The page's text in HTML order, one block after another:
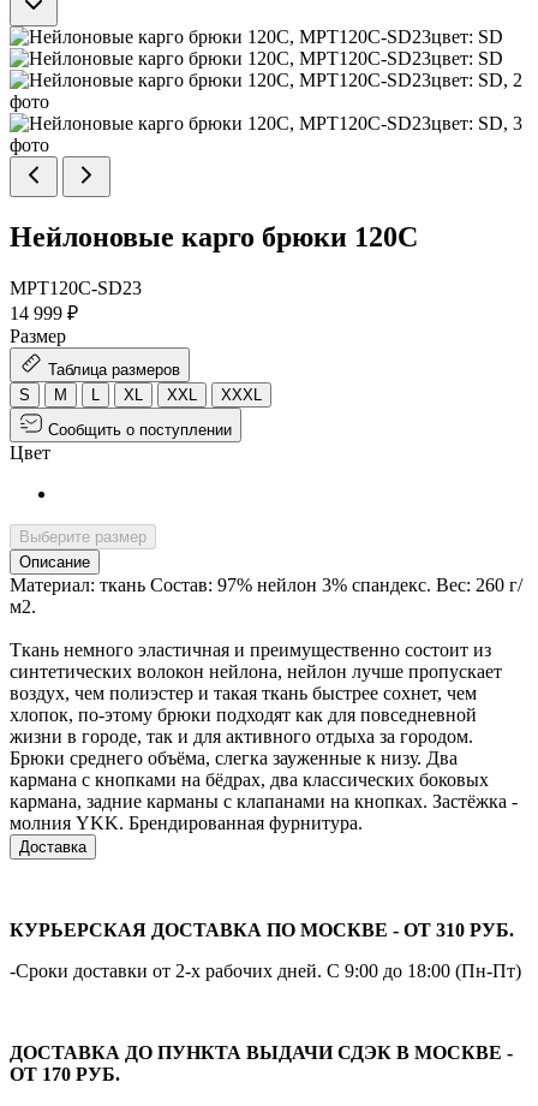
Нейлоновые карго брюки 120С
MPT120C-SD23
14 999 ₽
Размер
Таблица размеров
S
M XL XXL
XXXL
Сообщить о поступлении
Цвет
Выберите размер
Описание
Материал: ткань Состав: 97% нейлон 3% спандекс. Вес: 260 г/
м2.
Ткань немного эластичная и преимущественно состоит из
синтетических волокон нейлона, нейлон лучше пропускает
воздух, чем полиэстер и такая ткань быстрее сохнет, чем
хлопок, по-этому брюки подходят как для повседневной
жизни в городе, так и для активного отдыха за городом.
Брюки среднего объёма, слегка зауженные к низу. Два
кармана с кнопками на бёдрах, два классических боковых
кармана, задние карманы с клапанами на кнопках. Застёжка -
молния YKK. Брендированная фурнитура.
Доставка
КУРЬЕРСКАЯ ДОСТАВКА ПО МОСКВЕ - ОТ 310 РУБ.
-Сроки доставки от 2-х рабочих дней. С 9:00 до 18:00 (Пн-Пт)
ДОСТАВКА ДО ПУНКТА ВЫДАЧИ СДЭК В МОСКВЕ -
ОТ 170 РУБ.